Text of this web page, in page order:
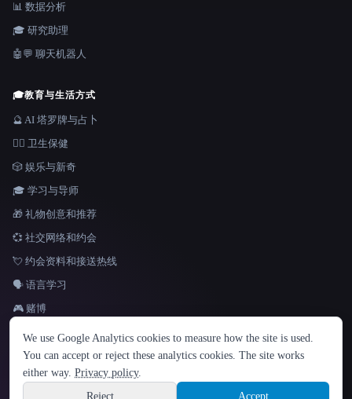
语言
English español Français Русский 简体中文
Hindi
📊 数据分析
🎓 研究助理
🤖💬 聊天机器人
🎓教育与生活方式
🔮 AI 塔罗牌与占卜
👩‍⚕️ 卫生保健
🎲 娱乐与新奇
🎓 学习与导师
🎁 礼物创意和推荐
💞 社交网络和约会
💘 约会资料和接送热线
🗣️ 语言学习
🎮 赌博
Site information
© 2026 That AI Collection. 保留所有权利。
Built with Metatron ★
We use Google Analytics cookies to measure how the site is used.
You can accept or reject these analytics cookies. The site works
either way. Privacy policy.
Reject
Accept